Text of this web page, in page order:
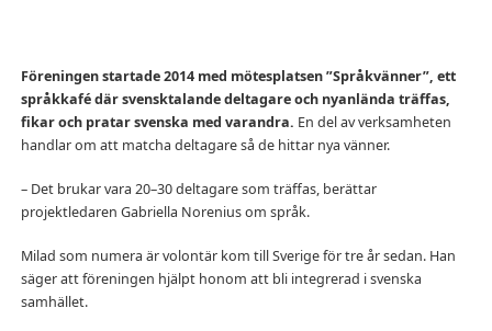
Föreningen startade 2014 med mötesplatsen ”Språkvänner”, ett
språkkafé där svensktalande deltagare och nyanlända träffas,
fikar och pratar svenska med varandra. En del av verksamheten
handlar om att matcha deltagare så de hittar nya vänner.
– Det brukar vara 20–30 deltagare som träffas, berättar
projektledaren Gabriella Norenius om språk.
Milad som numera är volontär kom till Sverige för tre år sedan. Han
säger att föreningen hjälpt honom att bli integrerad i svenska
samhället.